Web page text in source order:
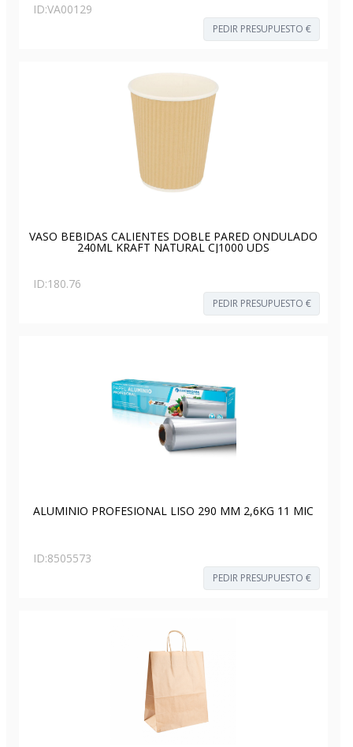
ID:VA00129
PEDIR PRESUPUESTO €
VASO BEBIDAS CALIENTES DOBLE PARED ONDULADO
240ML KRAFT NATURAL CJ1000 UDS
ID:180.76
PEDIR PRESUPUESTO €
ALUMINIO PROFESIONAL LISO 290 MM 2,6KG 11 MIC
ID:8505573
PEDIR PRESUPUESTO €